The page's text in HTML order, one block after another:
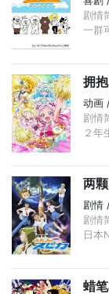
剧情
一群
拥
动画
剧情
２年
两
剧情
剧情
日本
蜡